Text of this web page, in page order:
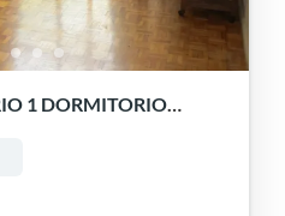
1 DORMITORIO